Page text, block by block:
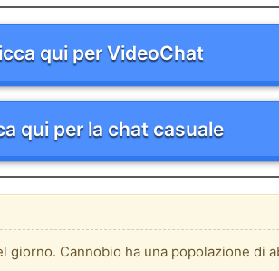
qui per VideoChat
qui per la chat casuale
Cannobio ha una popolazione di